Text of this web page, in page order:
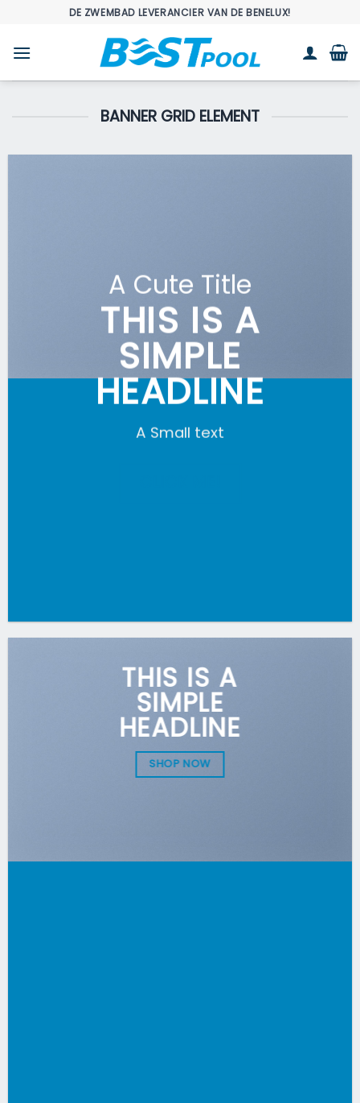
inhoud
DE ZWEMBAD LEVERANCIER VAN DE BENELUX!
BANNER GRID ELEMENT
A Cute Title
THIS IS A
SIMPLE
HEADLINE
A Small text
THIS IS A
SIMPLE
HEADLINE
SHOP NOW